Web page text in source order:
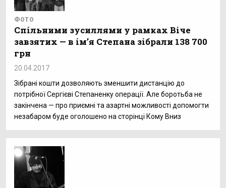
ФОТО
Спільними зусиллями у рамках Віче
завзятих — в імʼя Степана зібрали 138 700
грн
20.04.2017
Зібрані кошти дозволяють зменшити дистанцію до
потрібної Сергієві Степаненку операції. Але боротьба не
закінчена — про приємні та азартні можливості допомогти
незабаром буде оголошено на сторінці Кому Вниз